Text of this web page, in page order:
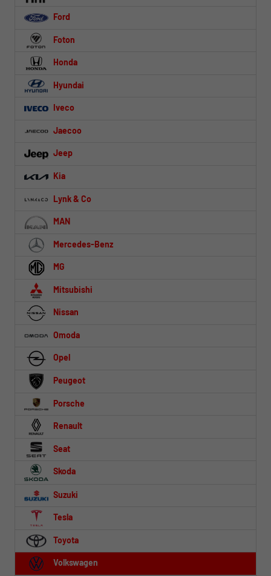
Ford
Foton
Honda
Hyundai
Iveco
Jaecoo
Jeep
Kia
Lynk & Co
MAN
Mercedes-Benz
MG
Mitsubishi
Nissan
Omoda
Opel
Peugeot
Porsche
Renault
Seat
Skoda
Suzuki
Tesla
Toyota
Volkswagen